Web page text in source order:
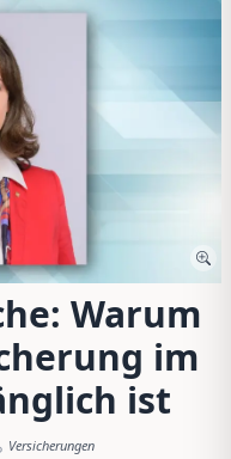
Warum
im
ist
Versicherungen